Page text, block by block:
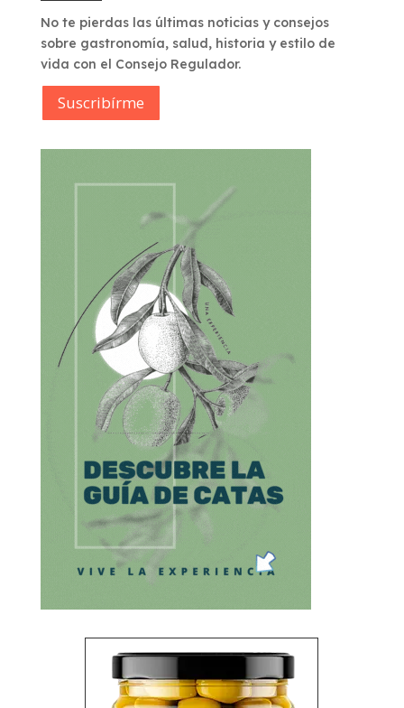
No te pierdas las últimas noticias y consejos
sobre gastronomía, salud, historia y estilo de
vida con el Consejo Regulador.
Suscribírme